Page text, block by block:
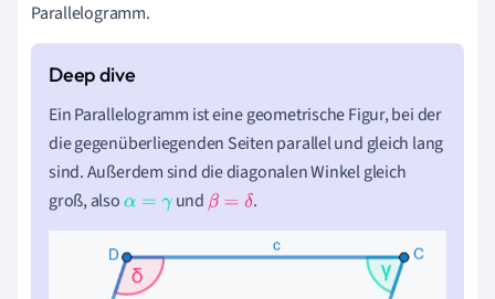
Parallelogramm.
Ein Parallelogramm ist eine geometrische Figur, bei der
die gegenüberliegenden Seiten parallel und gleich lang
sind. Außerdem sind die diagonalen Winkel gleich
groß, alsoα= γ undβ=δ .